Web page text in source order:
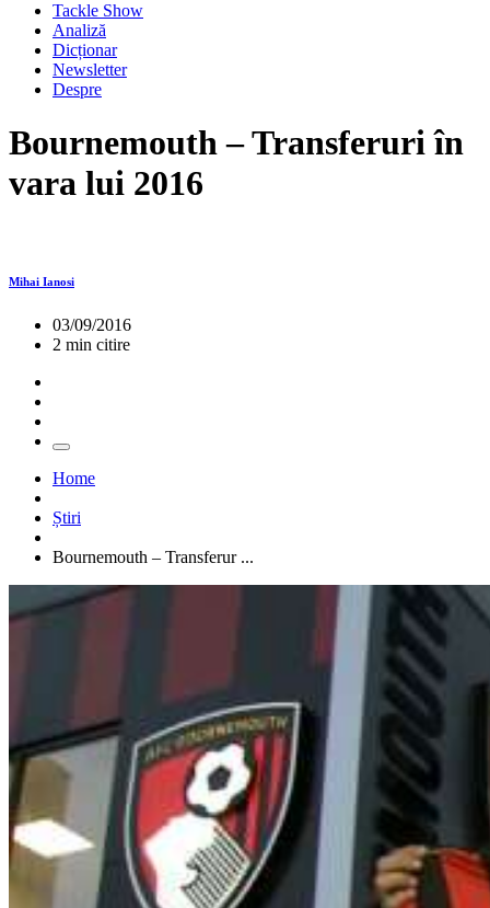
Tackle Show
Analiză
Dicționar
Newsletter
Despre
Bournemouth – Transferuri în
vara lui 2016
Mihai Ianosi
03/09/2016
2 min citire
Home
Știri
Bournemouth – Transferur ...